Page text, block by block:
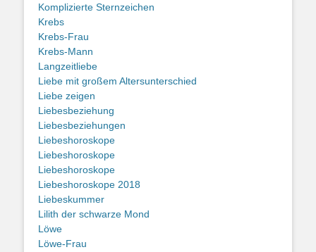
Komplizierte Sternzeichen
Krebs
Krebs-Frau
Krebs-Mann
Langzeitliebe
Liebe mit großem Altersunterschied
Liebe zeigen
Liebesbeziehung
Liebesbeziehungen
Liebeshoroskope
Liebeshoroskope
Liebeshoroskope
Liebeshoroskope 2018
Liebeskummer
Lilith der schwarze Mond
Löwe
Löwe-Frau